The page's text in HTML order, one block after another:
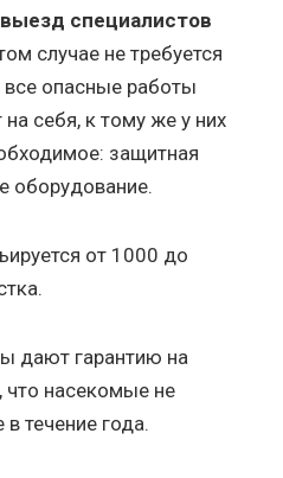
специалистов
случае не требуется
все опасные работы
себя, к тому же у них
защитная
оборудование.
от 1000 до
дают гарантию на
насекомые не
течение года.